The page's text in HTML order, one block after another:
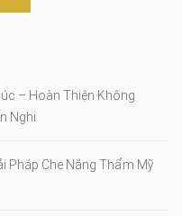
– Hoàn Thiện Không
Nghi
Pháp Che Nắng Thẩm Mỹ